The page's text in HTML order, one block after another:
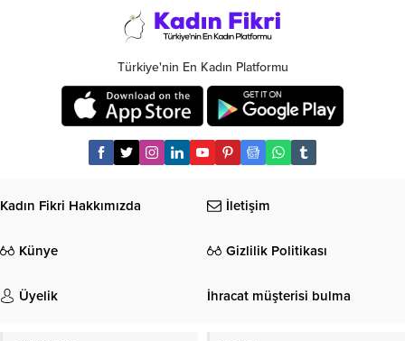
Türkiye'nin En Kadın Platformu
Kadın Fikri Hakkımızda İletişim
Künye Gizlilik Politikası
Üyelik İhracat müşterisi bulma